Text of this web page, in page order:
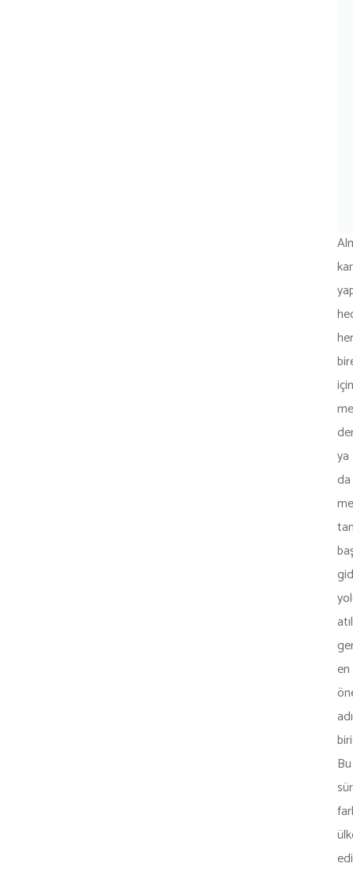
her
için
ya
da
en
Bu